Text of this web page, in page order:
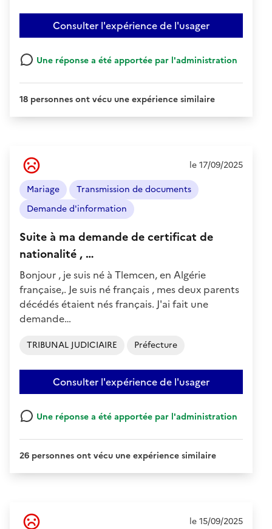
Consulter l'expérience de l'usager
Une réponse a été apportée par l'administration
18 personnes ont vécu une expérience similaire
Suite à ma demande de certificat de
nationalité , …
l'usager
:
Négatif
le 17/09/2025
Mariage
Transmission de documents
Demande d'information
Bonjour , je suis né à Tlemcen, en Algérie
française,. Je suis né français , mes deux parents
décédés étaient nés français. J'ai fait une
demande…
TRIBUNAL JUDICIAIRE Préfecture
Consulter l'expérience de l'usager
Une réponse a été apportée par l'administration
26 personnes ont vécu une expérience similaire
le 15/09/2025